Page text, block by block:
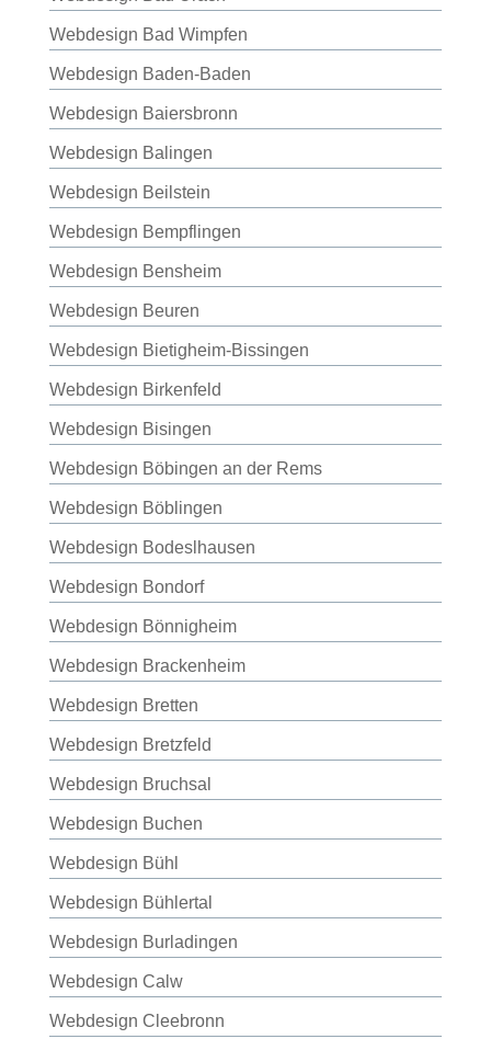
Webdesign Bad Wimpfen
Webdesign Baden-Baden
Webdesign Baiersbronn
Webdesign Balingen
Webdesign Beilstein
Webdesign Bempflingen
Webdesign Bensheim
Webdesign Beuren
Webdesign Bietigheim-Bissingen
Webdesign Birkenfeld
Webdesign Bisingen
Webdesign Böbingen an der Rems
Webdesign Böblingen
Webdesign Bodeslhausen
Webdesign Bondorf
Webdesign Bönnigheim
Webdesign Brackenheim
Webdesign Bretten
Webdesign Bretzfeld
Webdesign Bruchsal
Webdesign Buchen
Webdesign Bühl
Webdesign Bühlertal
Webdesign Burladingen
Webdesign Calw
Webdesign Cleebronn